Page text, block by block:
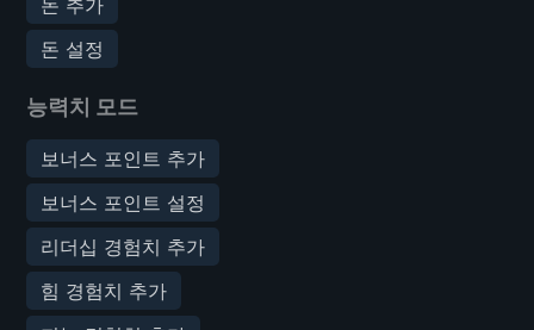
돈 설정
능력치 모드
보너스 포인트 추가
보너스 포인트 설정
리더십 경험치 추가
힘 경험치 추가